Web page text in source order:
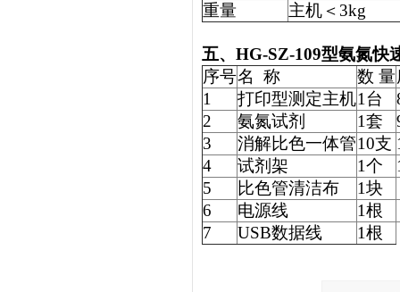
重量
主机＜3kg
五、HG-SZ-109型氨氮快
序号名 称 数 量
1
打印型测定主机1台
2
氨氮试剂 1套
3
消解比色一体管10支
4
试剂架 1个
5
比色管清洁布
1块
6
电源线
1根
7
USB数据线 1根